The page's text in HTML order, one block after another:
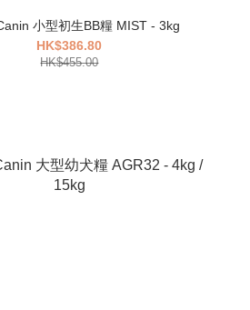
小型初生BB糧 MIST - 3kg
HK$386.80
HK$455.00